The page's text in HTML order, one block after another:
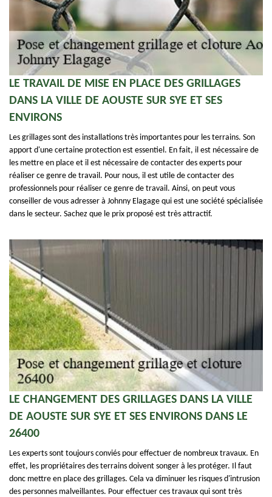
LE TRAVAIL DE MISE EN PLACE DES GRILLAGES
DANS LA VILLE DE AOUSTE SUR SYE ET SES
ENVIRONS
Les grillages sont des installations très importantes pour les terrains. Son
apport d'une certaine protection est essentiel. En fait, il est nécessaire de
les mettre en place et il est nécessaire de contacter des experts pour
réaliser ce genre de travail. Pour nous, il est utile de contacter des
professionnels pour réaliser ce genre de travail. Ainsi, on peut vous
conseiller de vous adresser à Johnny Elagage qui est une société spécialisée
dans le secteur. Sachez que le prix proposé est très attractif.
LE CHANGEMENT DES GRILLAGES DANS LA VILLE
DE AOUSTE SUR SYE ET SES ENVIRONS DANS LE
26400
Les experts sont toujours conviés pour effectuer de nombreux travaux. En
effet, les propriétaires des terrains doivent songer à les protéger. Il faut
donc mettre en place des grillages. Cela va diminuer les risques d'intrusion
des personnes malveillantes. Pour effectuer ces travaux qui sont très